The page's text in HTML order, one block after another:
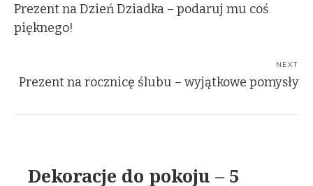
Prezent na Dzień Dziadka – podaruj mu coś
pięknego!
NEXT
Prezent na rocznicę ślubu – wyjątkowe pomysły
Dekoracje do pokoju – 5